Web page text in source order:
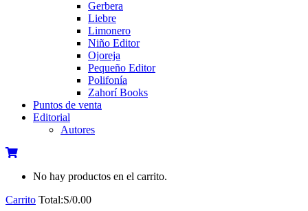
Gerbera
Liebre
Limonero
Niño Editor
Ojoreja
Pequeño Editor
Polifonía
Zahorí Books
Puntos de venta
Editorial
Autores
No hay productos en el carrito.
Carrito Total:S/0.00